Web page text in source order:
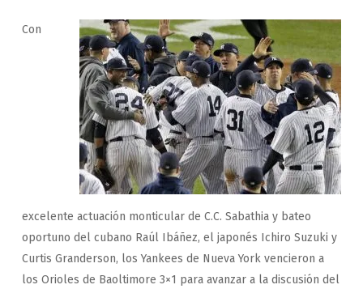
Con
excelente actuación monticular de C.C. Sabathia y bateo
oportuno del cubano Raúl Ibáñez, el japonés Ichiro Suzuki y
Curtis Granderson, los Yankees de Nueva York vencieron a
los Orioles de Baoltimore 3×1 para avanzar a la discusión del